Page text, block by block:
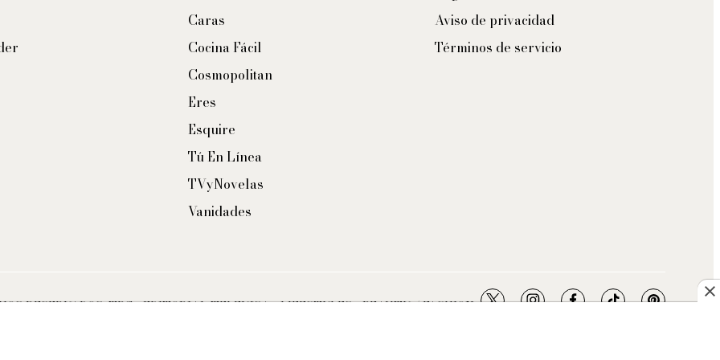
Caras
Cocina Fácil
Cosmopolitan
Eres
Esquire
Tú En Línea
TVyNovelas
Vanidades
Aviso de privacidad
Términos de servicio
RESERVADOS. TBG - EDITORIAL TELEVISA - LIFESTYLES - BEAUTY / FASHION twitterinstagramfacebooktiktokpinterest